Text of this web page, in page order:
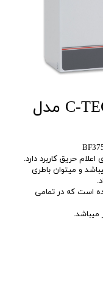
منبع تغذیه اعلام حریق C-TEC مدل
حریق کاربرد دارد.
و میتوان باطری
است که در تمامی
میباشد.